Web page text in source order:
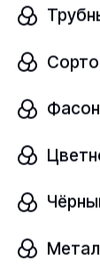
10